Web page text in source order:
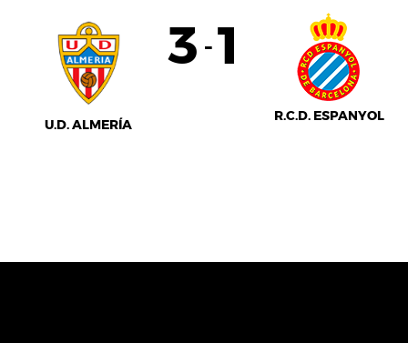
U.D. ALMERÍA
3 - 1
R.C.D. ESPANYOL